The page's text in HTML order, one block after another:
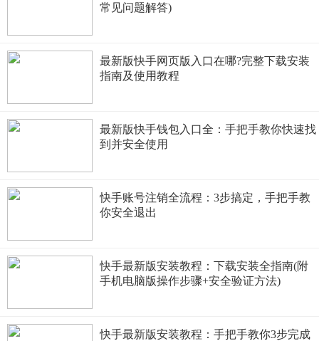
常见问题解答)
最新版快手网页版入口在哪?完整下载安装
指南及使用教程
最新版快手钱包入口全：手把手教你快速找
到并安全使用
快手账号注销全流程：3步搞定，手把手教
你安全退出
快手最新版安装教程：下载安装全指南(附
手机电脑版操作步骤+安全验证方法)
快手最新版安装教程：手把手教你3步完成